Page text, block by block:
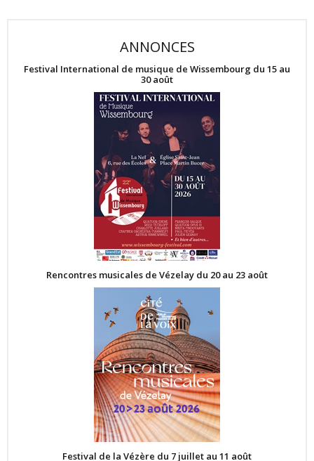
ANNONCES
Festival International de musique de Wissembourg du 15 au
30 août
Rencontres musicales de Vézelay du 20 au 23 août
Festival de la Vézère du 7 juillet au 11 août